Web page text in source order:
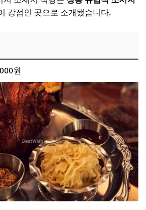
강점인 곳으로 소개됐습니다.
원